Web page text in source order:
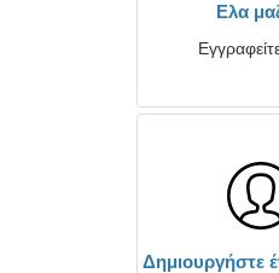
Ελα
Δημιουργήστε